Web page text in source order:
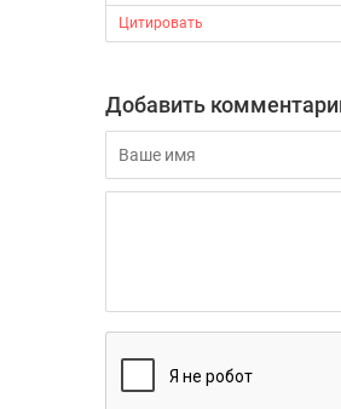
Цитировать
Добавить